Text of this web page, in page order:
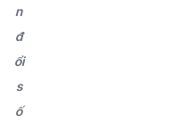
n
đ
ổi
s
ố